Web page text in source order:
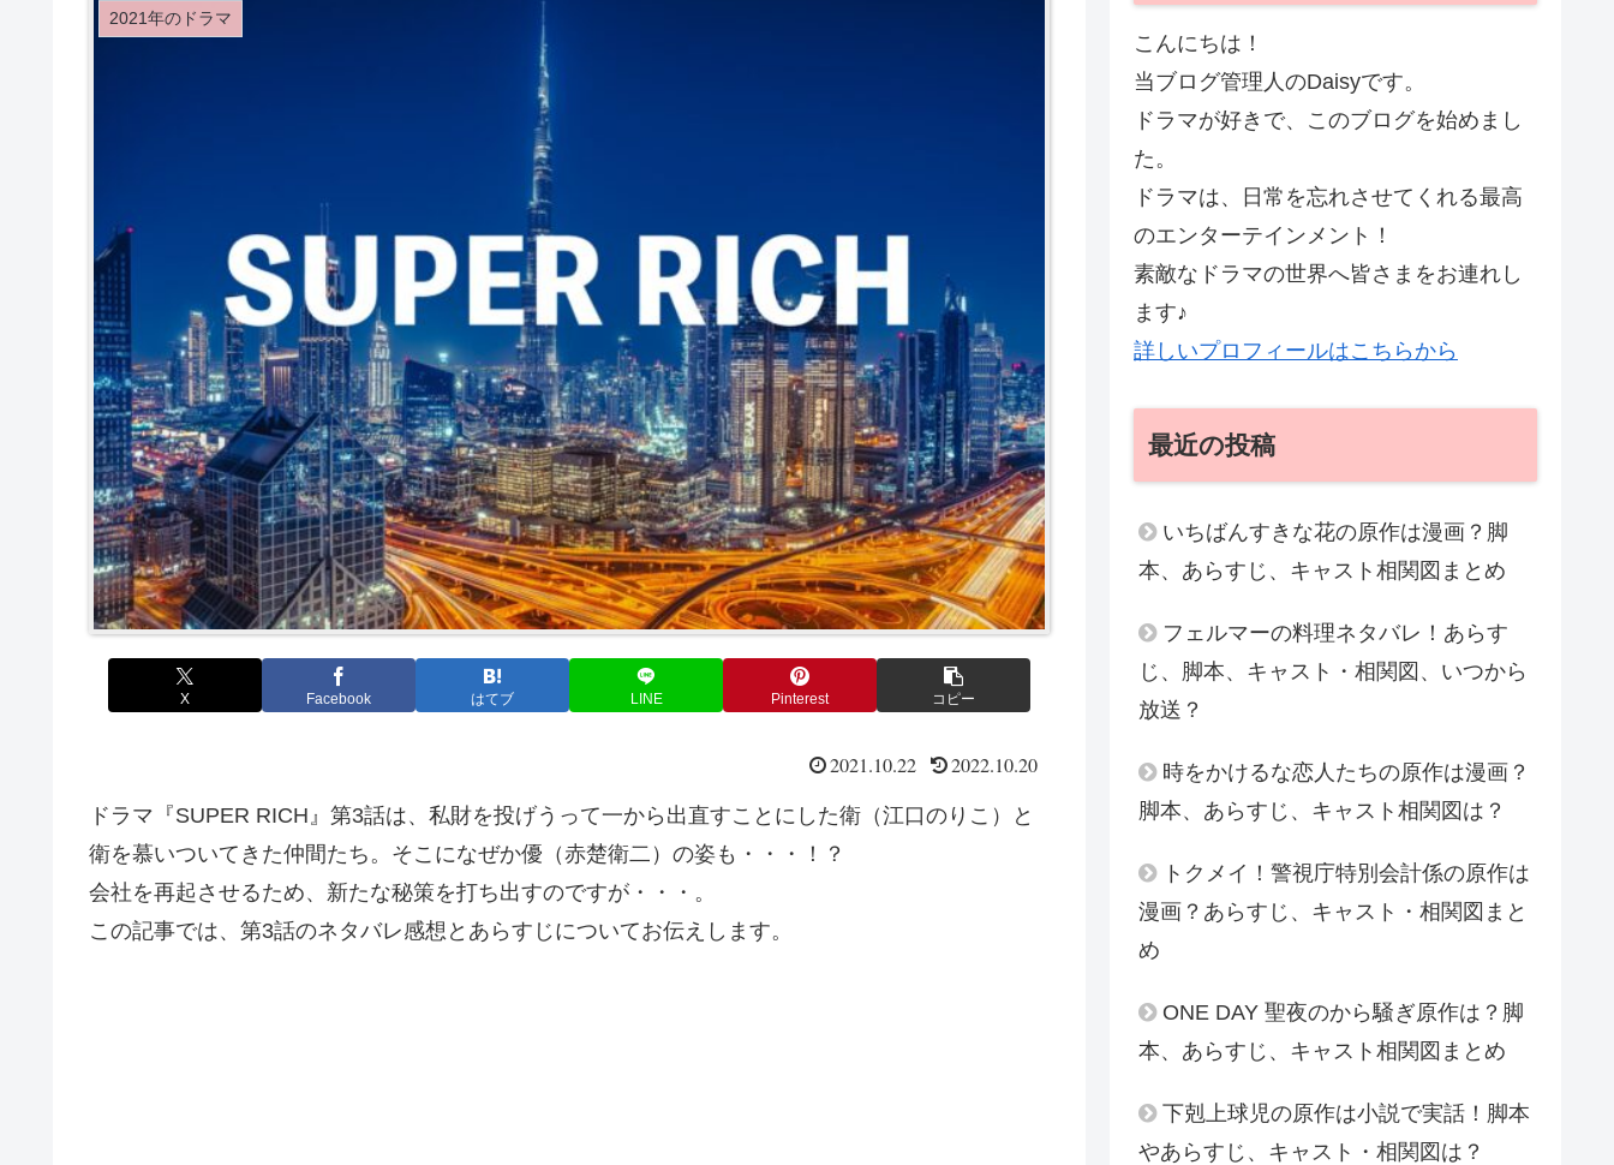
2021年のドラマ
X Facebook はてブ LINE Pinterest コピー
2021.10.22 2022.10.20
ドラマ『SUPER RICH』第3話は、私財を投げうって一から出直すことにした衛（江口のりこ）と
衛を慕いついてきた仲間たち。そこになぜか優（赤楚衛二）の姿も・・・！？
会社を再起させるため、新たな秘策を打ち出すのですが・・・。
この記事では、第3話のネタバレ感想とあらすじについてお伝えします。
こんにちは！
当ブログ管理人のDaisyです。
ドラマが好きで、このブログを始めまし
た。
ドラマは、日常を忘れさせてくれる最高
のエンターテインメント！
素敵なドラマの世界へ皆さまをお連れし
ます♪
詳しいプロフィールはこちらから
最近の投稿
いちばんすきな花の原作は漫画？脚
本、あらすじ、キャスト相関図まとめ
フェルマーの料理ネタバレ！あらす
じ、脚本、キャスト・相関図、いつから
放送？
時をかけるな恋人たちの原作は漫画？
脚本、あらすじ、キャスト相関図は？
トクメイ！警視庁特別会計係の原作は
漫画？あらすじ、キャスト・相関図まと
め
ONE DAY 聖夜のから騒ぎ原作は？脚
本、あらすじ、キャスト相関図まとめ
下剋上球児の原作は小説で実話！脚本
やあらすじ、キャスト・相関図は？